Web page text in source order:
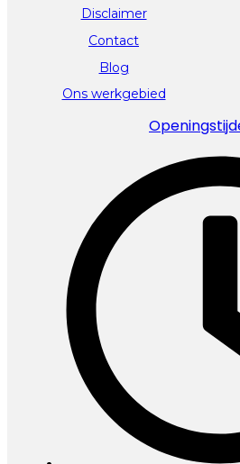
Disclaimer
Contact
Blog
Ons werkgebied